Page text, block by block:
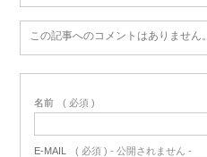
この記事へのコメントはありません。
名前 ( 必須 )
E-MAIL ( 必須 ) - 公開されません -